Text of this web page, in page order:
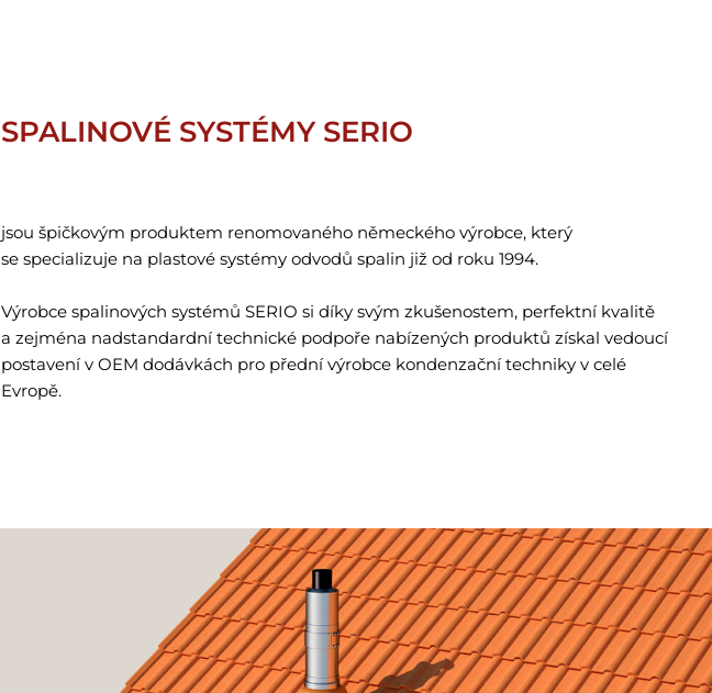
SPALINOVÉ SYSTÉMY SERIO
jsou špičkovým produktem renomovaného německého výrobce, který
se specializuje na plastové systémy odvodů spalin již od roku 1994.
Výrobce spalinových systémů SERIO si díky svým zkušenostem, perfektní kvalitě
a zejména nadstandardní technické podpoře nabízených produktů získal vedoucí
postavení v OEM dodávkách pro přední výrobce kondenzační techniky v celé
Evropě.